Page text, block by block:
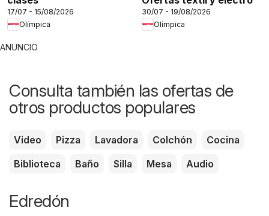
17/07 - 15/08/2026
Olímpica
30/07 - 19/08/2026
Olímpica
ANUNCIO
Consulta también las ofertas de
otros productos populares
Video Pizza Lavadora Colchón
Cocina
Biblioteca
Baño Silla Mesa Audio
Edredón